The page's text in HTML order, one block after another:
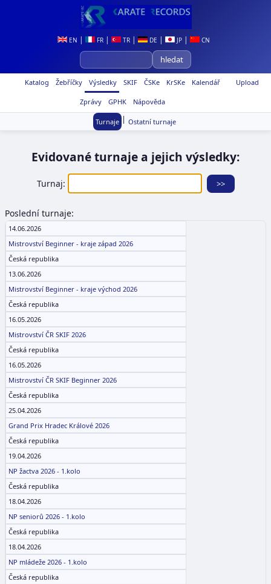
EN | FR | TR | DE | JP | CN
Upload
Katalog Žebříčky Výsledky SKIF ČSKe KrSKe Kalendář
Zprávy GPHK Nápověda
Turnaje | Ostatní turnaje
Evidované turnaje a jejich výsledky:
Turnaj:
Poslední turnaje:
14.06.2026
Mistrovství Beginner - kraje západ 2026
Česká republika
13.06.2026
Mistrovství Beginner - kraje východ 2026
Česká republika
16.05.2026
Mistrovství ČR SKIF 2026
Česká republika
16.05.2026
Mistrovství ČR SKIF Beginner 2026
Česká republika
25.04.2026
Grand Prix Hradec Králové 2026
Česká republika
19.04.2026
NP žactva 2026 - 1.kolo
Česká republika
18.04.2026
NP seniorů 2026 - 1.kolo
Česká republika
18.04.2026
NP mládeže 2026 - 1.kolo
Česká republika